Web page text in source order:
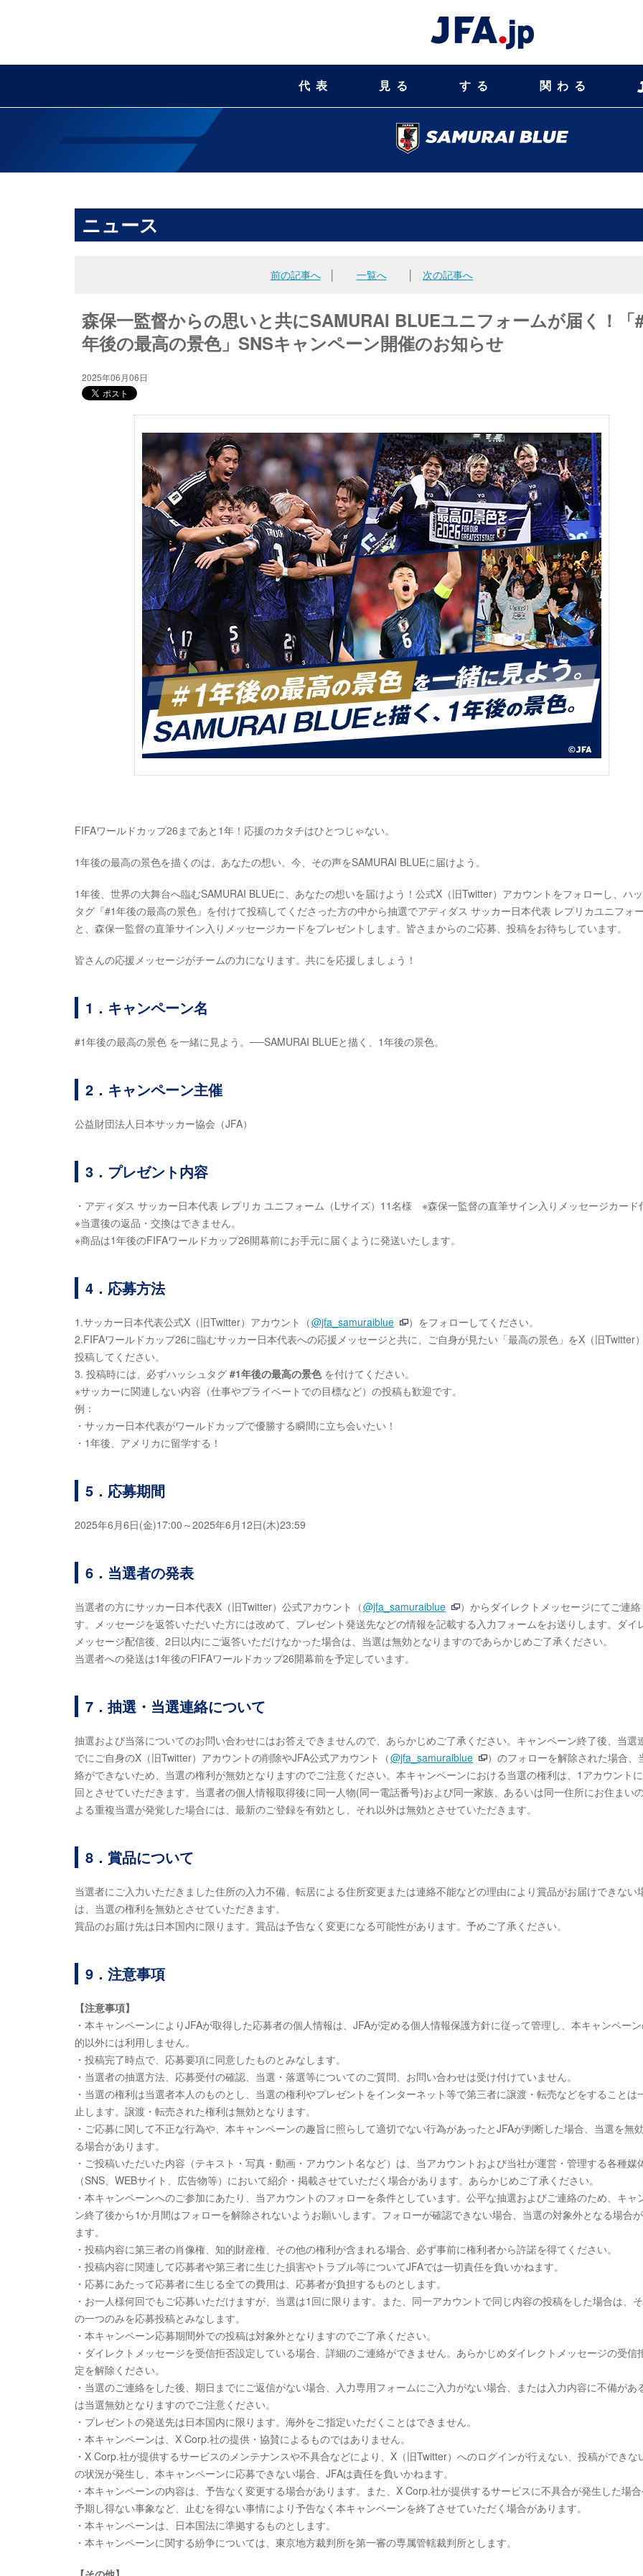
代表 見る する 関わる
ニュース
前の記事へ│ 一覧へ 次の記事へ
森保一監督からの思いと共にSAMURAI BLUEユニフォームが届く！「
年後の最高の景色」SNSキャンペーン開催のお知らせ
2025年06月06日
FIFAワールドカップ26まであと1年！応援のカタチはひとつじゃない。
1年後の最高の景色を描くのは、あなたの想い。今、その声をSAMURAI BLUEに届けよう。
1年後、世界の大舞台へ臨むSAMURAI BLUEに、あなたの想いを届けよう！公式X（旧Twitter）アカウントをフォローし、ハ
タグ『#1年後の最高の景色』を付けて投稿してくださった方の中から抽選でアディダス サッカー日本代表 レプリカユニフォ
と、森保一監督の直筆サイン入りメッセージカードをプレゼントします。皆さまからのご応募、投稿をお待ちしています。
皆さんの応援メッセージがチームの力になります。共にを応援しましょう！
1．キャンペーン名
#1年後の最高の景色 を一緒に見よう。──SAMURAI BLUEと描く、1年後の景色。
2．キャンペーン主催
公益財団法人日本サッカー協会（JFA）
3．プレゼント内容
・アディダス サッカー日本代表 レプリカ ユニフォーム（Lサイズ）11名様 ※森保一監督の直筆サイン入りメッセージカード
※当選後の返品・交換はできません。
※商品は1年後のFIFAワールドカップ26開幕前にお手元に届くように発送いたします。
4．応募方法
1.サッカー日本代表公式X（旧Twitter）アカウント（@jfa_samuraiblue
）をフォローしてください。
2.FIFAワールドカップ26に臨むサッカー日本代表への応援メッセージと共に、ご自身が見たい「最高の景色」をX（旧Twitter
投稿してください。
3. 投稿時には、必ずハッシュタグ #1年後の最高の景色を付けてください。
※サッカーに関連しない内容（仕事やプライベートでの目標など）の投稿も歓迎です。
例：
・サッカー日本代表がワールドカップで優勝する瞬間に立ち会いたい！
・1年後、アメリカに留学する！
5．応募期間
2025年6月6日(金)17:00～2025年6月12日(木)23:59
6．当選者の発表
当選者の方にサッカー日本代表X（旧Twitter）公式アカウント（@jfa_samuraiblue
）からダイレクトメッセージにてご連
す。メッセージを返答いただいた方には改めて、プレゼント発送先などの情報を記載する入力フォームをお送りします。ダイ
メッセージ配信後、2日以内にご返答いただけなかった場合は、当選は無効となりますのであらかじめご了承ください。
当選者への発送は1年後のFIFAワールドカップ26開幕前を予定しています。
7．抽選・当選連絡について
抽選および当落についてのお問い合わせにはお答えできませんので、あらかじめご了承ください。キャンペーン終了後、当選
でにご自身のX（旧Twitter）アカウントの削除やJFA公式アカウント（@jfa_samuraiblue
）のフォローを解除された場合、
絡ができないため、当選の権利が無効となりますのでご注意ください。本キャンペーンにおける当選の権利は、1アカウント
回とさせていただきます。当選者の個人情報取得後に同一人物(同一電話番号)および同一家族、あるいは同一住所にお住まい
よる重複当選が発覚した場合には、最新のご登録を有効とし、それ以外は無効とさせていただきます。
8．賞品について
当選者にご入力いただきました住所の入力不備、転居による住所変更または連絡不能などの理由により賞品がお届けできない
は、当選の権利を無効とさせていただきます。
賞品のお届け先は日本国内に限ります。賞品は予告なく変更になる可能性があります。予めご了承ください。
9．注意事項
【注意事項】
・本キャンペーンによりJFAが取得した応募者の個人情報は、JFAが定める個人情報保護方針に従って管理し、本キャンペー
的以外には利用しません。
・投稿完了時点で、応募要項に同意したものとみなします。
・当選者の抽選方法、応募受付の確認、当選・落選等についてのご質問、お問い合わせは受け付けていません。
・当選の権利は当選者本人のものとし、当選の権利やプレゼントをインターネット等で第三者に譲渡・転売などをすることは
止します。譲渡・転売された権利は無効となります。
・ご応募に関して不正な行為や、本キャンペーンの趣旨に照らして適切でない行為があったとJFAが判断した場合、当選を無
る場合があります。
・ご投稿いただいた内容（テキスト・写真・動画・アカウント名など）は、当アカウントおよび当社が運営・管理する各種媒
（SNS、WEBサイト、広告物等）において紹介・掲載させていただく場合があります。あらかじめご了承ください。
・本キャンペーンへのご参加にあたり、当アカウントのフォローを条件としています。公平な抽選およびご連絡のため、キャ
ン終了後から1か月間はフォローを解除されないようお願いします。フォローが確認できない場合、当選の対象外となる場合
ます。
・投稿内容に第三者の肖像権、知的財産権、その他の権利が含まれる場合、必ず事前に権利者から許諾を得てください。
・投稿内容に関連して応募者や第三者に生じた損害やトラブル等についてJFAでは一切責任を負いかねます。
・応募にあたって応募者に生じる全ての費用は、応募者が負担するものとします。
・お一人様何回でもご応募いただけますが、当選は1回に限ります。また、同一アカウントで同じ内容の投稿をした場合は、
の一つのみを応募投稿とみなします。
・本キャンペーン応募期間外での投稿は対象外となりますのでご了承ください。
・ダイレクトメッセージを受信拒否設定している場合、詳細のご連絡ができません。あらかじめダイレクトメッセージの受信
定を解除ください。
・当選のご連絡をした後、期日までにご返信がない場合、入力専用フォームにご入力がない場合、または入力内容に不備があ
は当選無効となりますのでご注意ください。
・プレゼントの発送先は日本国内に限ります。海外をご指定いただくことはできません。
・本キャンペーンは、X Corp.社の提供・協賛によるものではありません。
・X Corp.社が提供するサービスのメンテナンスや不具合などにより、X（旧Twitter）へのログインが行えない、投稿ができな
の状況が発生し、本キャンペーンに応募できない場合、JFAは責任を負いかねます。
・本キャンペーンの内容は、予告なく変更する場合があります。また、X Corp.社が提供するサービスに不具合が発生した場
予期し得ない事象など、止むを得ない事情により予告なく本キャンペーンを終了させていただく場合があります。
・本キャンペーンは、日本国法に準拠するものとします。
・本キャンペーンに関する紛争については、東京地方裁判所を第一審の専属管轄裁判所とします。